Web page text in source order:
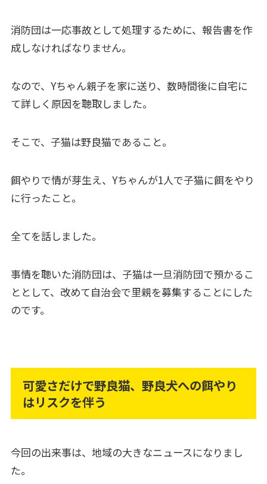
消防団は一応事故として処理するために、報告書を作
成しなければなりません。
なので、Yちゃん親子を家に送り、数時間後に自宅に
て詳しく原因を聴取しました。
そこで、子猫は野良猫であること。
餌やりで情が芽生え、Yちゃんが1人で子猫に餌をやり
に行ったこと。
全てを話しました。
事情を聴いた消防団は、子猫は一旦消防団で預かるこ
ととして、改めて自治会で里親を募集することにした
のです。
可愛さだけで野良猫、野良犬への餌やり
はリスクを伴う
今回の出来事は、地域の大きなニュースになりまし
た。